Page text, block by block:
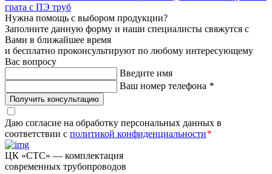
грата с ПЭ труб
Нужна помощь с выбором продукции?
Заполните данную форму и наши специалисты свяжутся с
Вами в ближайшее время
и бесплатно проконсультируют по любому интересующему
Вас вопросу
Введите имя
Ваш номер телефона *
Получить консультацию
Даю согласие на обработку персональных данных в
соответствии с политикой конфиденциальности*
ЦК «СТС» — комплектация
современных трубопроводов